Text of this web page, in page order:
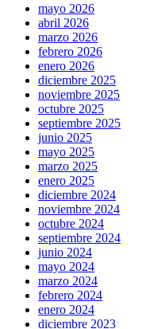
mayo 2026
abril 2026
marzo 2026
febrero 2026
enero 2026
diciembre 2025
noviembre 2025
octubre 2025
septiembre 2025
junio 2025
mayo 2025
marzo 2025
enero 2025
diciembre 2024
noviembre 2024
octubre 2024
septiembre 2024
junio 2024
mayo 2024
marzo 2024
febrero 2024
enero 2024
diciembre 2023